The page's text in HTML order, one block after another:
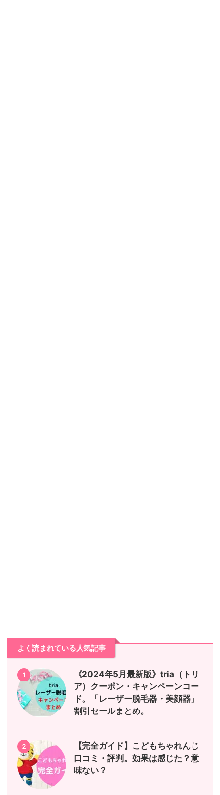
よく読まれている人気記事
1
《2024年5月最新版》tria（トリ
ア）クーポン・キャンペーンコー
ド。「レーザー脱毛器・美顔器」
割引セールまとめ。
2
【完全ガイド】こどもちゃれんじ
口コミ・評判。効果は感じた？意
味ない？